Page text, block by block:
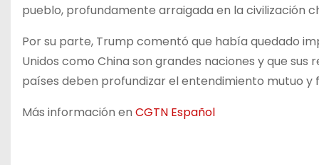
pueblo, profundamente arraigada en la civilización
Por su parte, Trump comentó que había quedado
Unidos como China son grandes naciones y que
países deben profundizar el entendimiento mutuo
Más información en CGTN Español